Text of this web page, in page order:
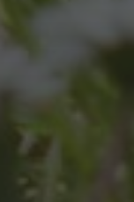
2026